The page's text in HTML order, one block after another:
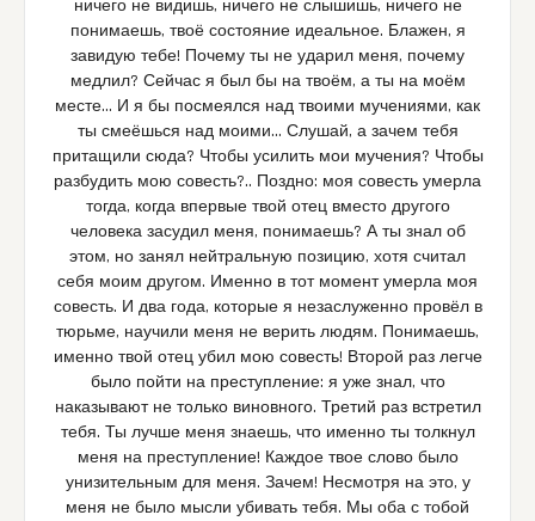
ничего не видишь, ничего не слышишь, ничего не
понимаешь, твоё состояние идеальное. Блажен, я
завидую тебе! Почему ты не ударил меня, почему
медлил? Сейчас я был бы на твоём, а ты на моём
месте… И я бы посмеялся над твоими мучениями, как
ты смеёшься над моими… Слушай, а зачем тебя
притащили сюда? Чтобы усилить мои мучения? Чтобы
разбудить мою совесть?.. Поздно: моя совесть умерла
тогда, когда впервые твой отец вместо другого
человека засудил меня, понимаешь? А ты знал об
этом, но занял нейтральную позицию, хотя считал
себя моим другом. Именно в тот момент умерла моя
совесть. И два года, которые я незаслуженно провёл в
тюрьме, научили меня не верить людям. Понимаешь,
именно твой отец убил мою совесть! Второй раз легче
было пойти на преступление: я уже знал, что
наказывают не только виновного. Третий раз встретил
тебя. Ты лучше меня знаешь, что именно ты толкнул
меня на преступление! Каждое твое слово было
унизительным для меня. Зачем! Несмотря на это, у
меня не было мысли убивать тебя. Мы оба с тобой